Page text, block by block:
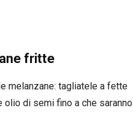
fritte
melanzane: tagliatele a fette
di semi fino a che saranno